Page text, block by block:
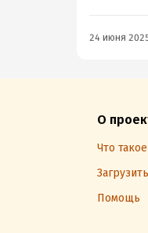
24 июня
О
Что
Помощь